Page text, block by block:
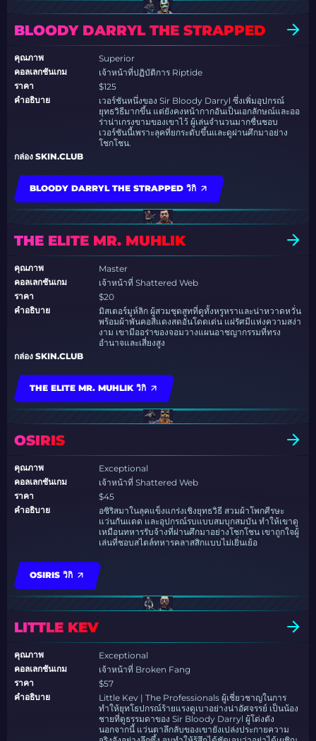
BLOODY DARRYL THE STRAPPED
คุณภาพ
Superior
คอลเลกชันเกม
เจ้าหน้าที่ปฏิบัติการ Riptide
ราคา
$125
คำอธิบาย
เวอร์ชันหนึ่งของ Sir Bloody Darryl ซึ่งเพิ่มอุปกรณ์
ยุทธวิธีมากขึ้น แต่ยังคงหน้ากากอันเป็นเอกลักษณ์และออ
ร่าน่าเกรงขามของเขาไว้ ผู้เล่นจำนวนมากชื่นชอบ
เวอร์ชันนี้เพราะลุคที่ยกระดับขึ้นและดูผ่านศึกมาอย่าง
โชกโชน.
กล่อง SKIN.CLUB
BLOODY DARRYL THE STRAPPED วิกิ
THE ELITE MR. MUHLIK
คุณภาพ
Master
คอลเลกชันเกม
เจ้าหน้าที่ Shattered Web
ราคา
$20
คำอธิบาย
มิสเตอร์มูห์ลิก ผู้สวมชุดสูทที่ดูทั้งหรูหราและน่าหวาดหวั่น
พร้อมผ้าพันคอสีแดงสดอันโดดเด่น แผ่รัศมีแห่งความสง่า
งาม เขามีออร่าของจอมวางแผนอาชญากรรมที่ทรง
อำนาจและเสี่ยงสูง
กล่อง SKIN.CLUB
THE ELITE MR. MUHLIK วิกิ
OSIRIS
คุณภาพ
Exceptional
คอลเลกชันเกม
เจ้าหน้าที่ Shattered Web
ราคา
$45
คำอธิบาย
อซิริสมาในลุคแข็งแกร่งเชิงยุทธวิธี สวมผ้าโพกศีรษะ
แว่นกันแดด และอุปกรณ์รบแบบสมบุกสมบัน ทำให้เขาดู
เหมือนทหารรับจ้างที่ผ่านศึกมาอย่างโชกโชน เขาถูกใจผู้
เล่นที่ชอบสไตล์ทหารคลาสสิกแบบไม่เยิ่นเย้อ
OSIRIS วิกิ
LITTLE KEV
คุณภาพ
Exceptional
คอลเลกชันเกม
เจ้าหน้าที่ Broken Fang
ราคา
$57
คำอธิบาย
Little Kev | The Professionals ผู้เชี่ยวชาญในการ
ทำให้ยุทโธปกรณ์ร้ายแรงดูเบาอย่างน่าอัศจรรย์ เป็นน้อง
ชายที่ดูธรรมดาของ Sir Bloody Darryl ผู้โด่งดัง
นอกจากนี้ แว่นตาลึกลับของเขายังเปล่งประกายความ